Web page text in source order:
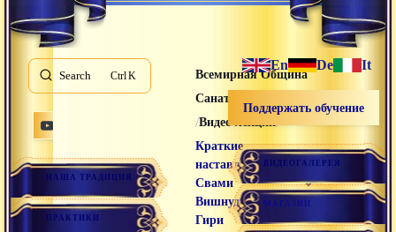
Search K
НАША ТРАДИЦИЯ
ПРАКТИКИ
Всемирная Община
Санатана Дхармы
/Видео лекции/
Краткие
наставления
Свами
Вишнудевананда
Гири
En De It
Поддержать обучение
ВИДЕОГАЛЕРЕЯ
МАГАЗИН